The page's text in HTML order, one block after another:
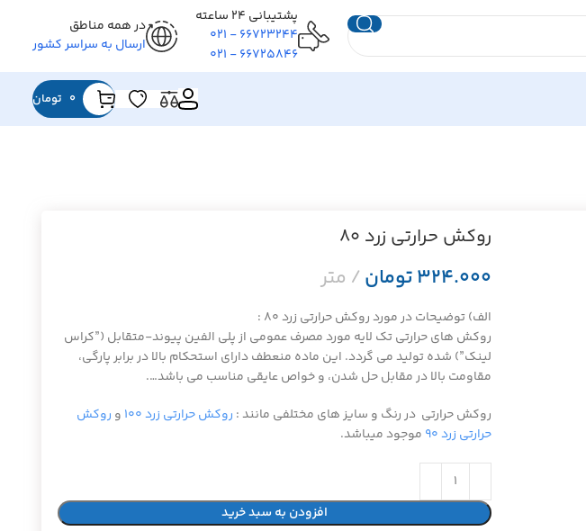
پشتیبانی ۲۴ ساعته
۶۶۷۲۳۲۴۴ - ۰۲۱
۶۶۷۲۵۸۴۶ - ۰۲۱
در همه مناطق
ارسال به سراسر کشور
0 تومان
روکش حرارتی زرد ۸۰
تومان
الف) توضیحات در مورد روکش حرارتی زرد ۸۰ :
روکش های حرارتی تک لایه مورد مصرف عمومی از پلی الفین پیوند-متقابل (”کراس
لینک”) شده تولید می گردد. این ماده منعطف دارای استحکام بالا در برابر پارگی،
مقاومت بالا در مقابل حل شدن، و خواص عایقی مناسب می باشد….
روکش حرارتی در رنگ و سایز های مختلفی مانند : روکش حرارتی زرد ۱۰۰ و روکش
حرارتی زرد ۹۰
موجود میباشد.
افزودن به سبد خرید